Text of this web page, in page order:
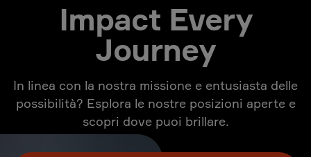
Impact Every
Journey
In linea con la nostra missione e entusiasta delle
possibilità? Esplora le nostre posizioni aperte e
scopri dove puoi brillare.